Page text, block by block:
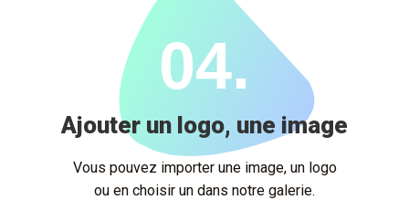
04.
Ajouter un logo, une image
Vous pouvez importer une image, un logo
ou en choisir un dans notre galerie.